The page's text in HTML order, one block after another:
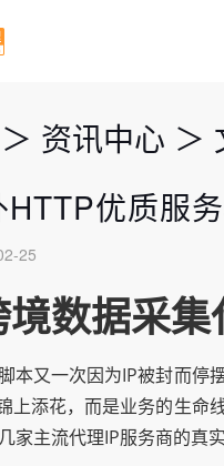
＞ 资讯中心 ＞
优质服
25
数据采
本又一次因为IP被封而停
上添花，而是业务的生命
家主流代理IP服务商的真